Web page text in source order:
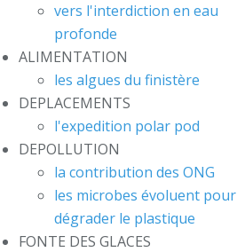
#
#FR
: L
vers l'interdiction en eau
profonde
ALIMENTATION
les algues du finistère
DEPLACEMENTS
l'expedition polar pod
DEPOLLUTION
la contribution des ONG
les microbes évoluent pour
dégrader le plastique
FONTE DES GLACES